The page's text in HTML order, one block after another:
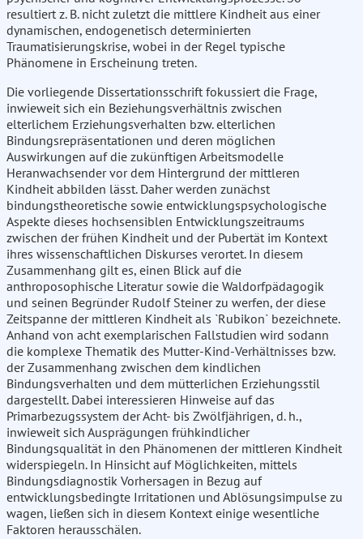
resultiert z. B. nicht zuletzt die mittlere Kindheit aus einer
dynamischen, endogenetisch determinierten
Traumatisierungskrise, wobei in der Regel typische
Phänomene in Erscheinung treten.
Die vorliegende Dissertationsschrift fokussiert die Frage,
inwieweit sich ein Beziehungsverhältnis zwischen
elterlichem Erziehungsverhalten bzw. elterlichen
Bindungsrepräsentationen und deren möglichen
Auswirkungen auf die zukünftigen Arbeitsmodelle
Heranwachsender vor dem Hintergrund der mittleren
Kindheit abbilden lässt. Daher werden zunächst
bindungstheoretische sowie entwicklungspsychologische
Aspekte dieses hochsensiblen Entwicklungszeitraums
zwischen der frühen Kindheit und der Pubertät im Kontext
ihres wissenschaftlichen Diskurses verortet. In diesem
Zusammenhang gilt es, einen Blick auf die
anthroposophische Literatur sowie die Waldorfpädagogik
und seinen Begründer Rudolf Steiner zu werfen, der diese
Zeitspanne der mittleren Kindheit als `Rubikon` bezeichnete.
Anhand von acht exemplarischen Fallstudien wird sodann
die komplexe Thematik des Mutter-Kind-Verhältnisses bzw.
der Zusammenhang zwischen dem kindlichen
Bindungsverhalten und dem mütterlichen Erziehungsstil
dargestellt. Dabei interessieren Hinweise auf das
Primarbezugssystem der Acht- bis Zwölfjährigen, d. h.,
inwieweit sich Ausprägungen frühkindlicher
Bindungsqualität in den Phänomenen der mittleren Kindheit
widerspiegeln. In Hinsicht auf Möglichkeiten, mittels
Bindungsdiagnostik Vorhersagen in Bezug auf
entwicklungsbedingte Irritationen und Ablösungsimpulse zu
wagen, ließen sich in diesem Kontext einige wesentliche
Faktoren herausschälen.